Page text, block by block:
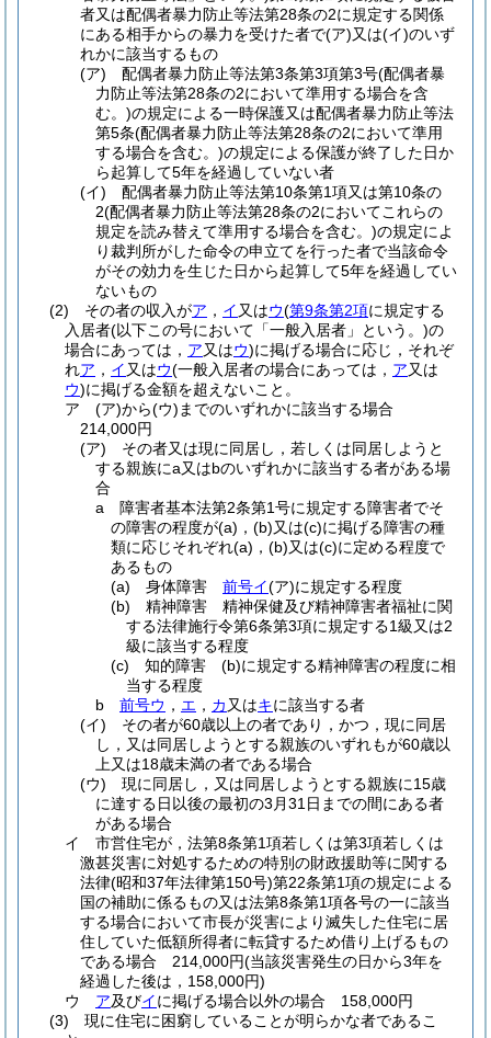
者又は配偶者暴力防止等法第28条の2に規定する関係
にある相手からの暴力を受けた者で(ア)又は(イ)のいず
れかに該当するもの
(ア)
配偶者暴力防止等法第3条第3項第3号(配偶者暴
力防止等法第28条の2において準用する場合を含
む。)の規定による一時保護又は配偶者暴力防止等法
第5条(配偶者暴力防止等法第28条の2において準用
する場合を含む。)の規定による保護が終了した日か
ら起算して5年を経過していない者
(イ)
配偶者暴力防止等法第10条第1項又は第10条の
2(配偶者暴力防止等法第28条の2においてこれらの
規定を読み替えて準用する場合を含む。)の規定によ
り裁判所がした命令の申立てを行った者で当該命令
がその効力を生じた日から起算して5年を経過してい
ないもの
(2)
その者の収入がア ， イ 又はウ(第9条第2項に規定する
入居者(以下この号において「一般入居者」という。)の
場合にあっては， ア又はウ)に掲げる場合に応じ，それぞ
れア ， イ 又はウ(一般入居者の場合にあっては， ア又は
ウ)に掲げる金額を超えないこと。
ア
(ア)から(ウ) までのいずれかに該当する場合
214,000円
(ア)
その者又は現に同居し，若しくは同居しようと
する親族にa又はbのいずれかに該当する者がある場
合
a
障害者基本法第2条第1号に規定する障害者でそ
の障害の程度が(a) ，(b)又は(c)に掲げる障害の種
類に応じそれぞれ(a) ，(b)又は(c)に定める程度で
あるもの
(a)
身体障害前号イ(ア)に規定する程度
(b)
精神障害 精神保健及び精神障害者福祉に関
する法律施行令第6条第3項に規定する1級又は2
級に該当する程度
(c)
知的障害(b)に規定する精神障害の程度に相
当する程度
b
前号ウ ， エ ， カ 又はキに該当する者
(イ)
その者が60歳以上の者であり，かつ，現に同居
し，又は同居しようとする親族のいずれもが60歳以
上又は18歳未満の者である場合
(ウ)
現に同居し，又は同居しようとする親族に15歳
に達する日以後の最初の3月31日までの間にある者
がある場合
イ
市営住宅が，法第8条第1項若しくは第3項若しくは
激甚災害に対処するための特別の財政援助等に関する
法律(昭和37年法律第150号)第22条第1項の規定による
国の補助に係るもの又は法第8条第1項各号の一に該当
する場合において市長が災害により滅失した住宅に居
住していた低額所得者に転貸するため借り上げるもの
である場合 214,000円(当該災害発生の日から3年を
経過した後は，158,000円)
ウ
ア及びイに掲げる場合以外の場合 158,000円
(3)
現に住宅に困窮していることが明らかな者であるこ